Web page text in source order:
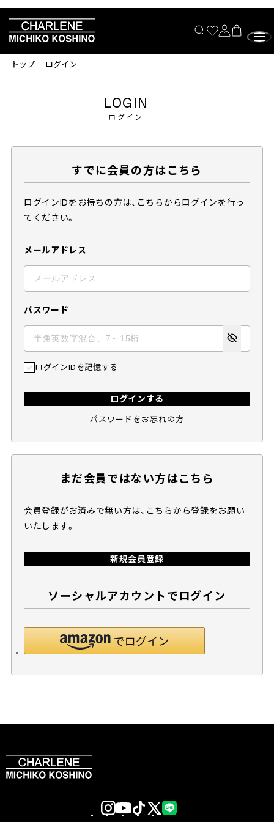
トップ ログイン
ログイン
LOGIN
すでに会員の方はこちら
ログインIDをお持ちの方は、こちらからログインを行っ
てください。
メールアドレス
パスワード
ログインIDを記憶する
ログインする
パスワードをお忘れの方
まだ会員ではない方はこちら
会員登録がお済みで無い方は、こちらから登録をお願い
いたします。
新規会員登録
ソーシャルアカウントでログイン